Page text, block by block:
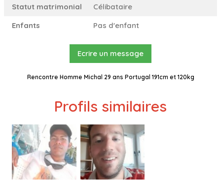
Statut matrimonial
Célibataire
Enfants
Pas d'enfant
Ecrire un message
Rencontre Homme Michal 29 ans Portugal 191cm et 120kg
Profils similaires